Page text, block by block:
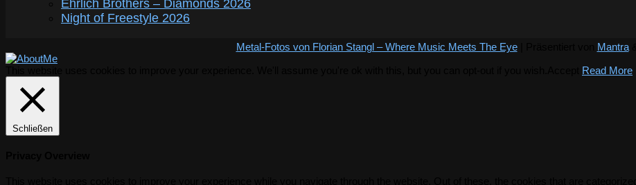
Ehrlich Brothers – Diamonds 2026
Night of Freestyle 2026
Metal-Fotos von Florian Stangl – Where Music Meets The Eye| Präsentiert von Mantra&
Read More
Schließen